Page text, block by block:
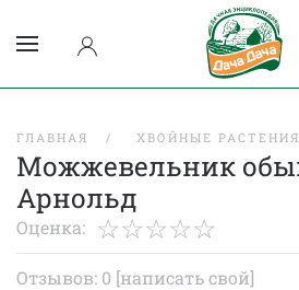
ГЛАВНАЯ ХВОЙНЫЕ РАСТЕНИЯ
Можжевельник
Арнольд
Оценка:
Отзывов: 0 [написать свой]